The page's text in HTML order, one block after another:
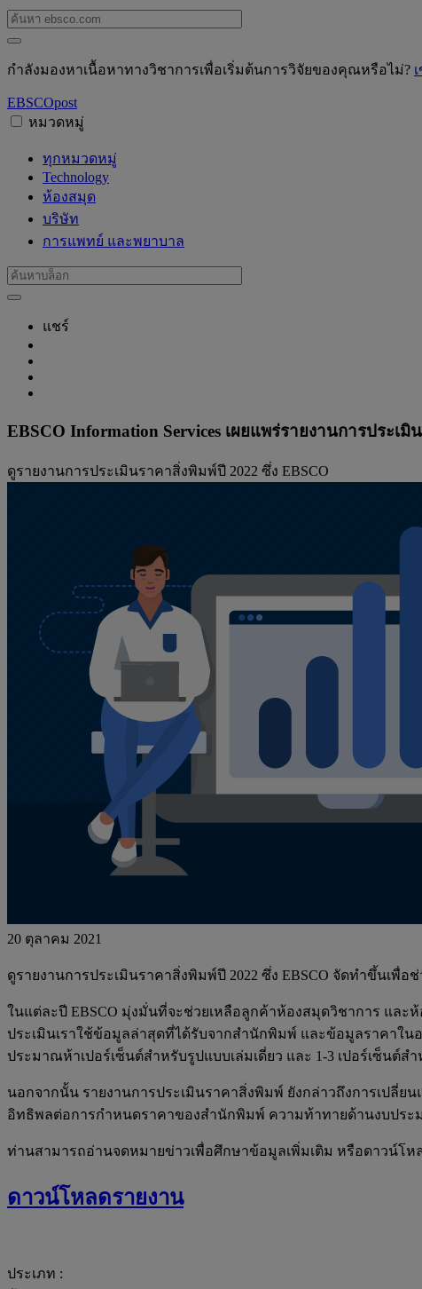
กำลังมองหาเนื้อหาทางวิชาการเพื่อเริ่มต้นการวิจัยของคุณหรือไม่?
EBSCOpost
หมวดหมู่
ทุกหมวดหมู่
Technology
ห้องสมุด
บริษัท
การแพทย์ และพยาบาล
แชร์
EBSCO Information Services เผยแพร่รายงานการประเ
ดูรายงานการประเมินราคาสิ่งพิมพ์ปี 2022 ซึ่ง EBSCO
20 ตุลาคม 2021
ดูรายงานการประเมินราคาสิ่งพิมพ์ปี 2022 ซึ่ง EBSCO จัดทำขึ้นเ
ในแต่ละปี EBSCO มุ่งมั่นที่จะช่วยเหลือลูกค้าห้องสมุดวิชาการ แล
ประเมินเราใช้ข้อมูลล่าสุดที่ได้รับจากสำนักพิมพ์ และข้อมูลราคาใ
ประมาณห้าเปอร์เซ็นต์สำหรับรูปแบบเล่มเดี่ยว และ 1-3 เปอร์เซ็นต์ส
นอกจากนั้น รายงานการประเมินราคาสิ่งพิมพ์ ยังกล่าวถึงการเปลี่
อิทธิพลต่อการกำหนดราคาของสำนักพิมพ์ ความท้าทายด้านงบปร
ท่านสามารถอ่านจดหมายข่าวเพื่อศึกษาข้อมูลเพิ่มเติม หรือดาวน์โห
ดาวน์โหลดรายงาน
ประเภท :